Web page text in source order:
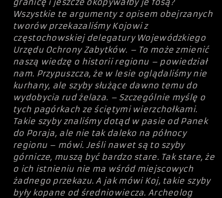
Wszystkie te argumenty z opisem obejrzanych
tworów przekazaliśmy Kojowi z
częstochowskiej delegatury Wojewódzkiego
Urzędu Ochrony Zabytków. – To może zmienić
naszą wiedzę o historii regionu – powiedział
nam. Przypuszcza, że w lesie oglądaliśmy nie
kurhany, ale szyby służące dawno temu do
wydobycia rud żelaza. – Szczególnie myślę o
tych pagórkach ze ściętymi wierzchołkami.
Takie szyby znaliśmy dotąd w pasie od Panek
do Poraja, ale nie tak daleko na północy
regionu – mówi. Jeśli nawet są to szyby
górnicze, muszą być bardzo stare. Tak stare, że
o ich istnieniu nie ma wśród miejscowych
żadnego przekazu. A jak mówi Koj, takie szyby
były kopane od średniowiecza. Archeolog